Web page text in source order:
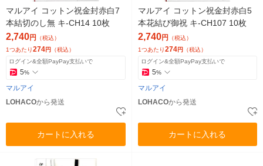
マルアイ コットン祝金封赤白7
本結切のし無 キ-CH14 10枚
2,740円 （税込）
1つあたり274円 （税込）
ログイン&全額PayPay支払いで
5%
マルアイ
LOHACOから発送
カートに入れる
マルアイ コットン祝金封赤白5
本花結び御祝 キ-CH107 10枚
2,740円 （税込）
1つあたり274円 （税込）
ログイン&全額PayPay支払いで
5%
マルアイ
LOHACOから発送
カートに入れる